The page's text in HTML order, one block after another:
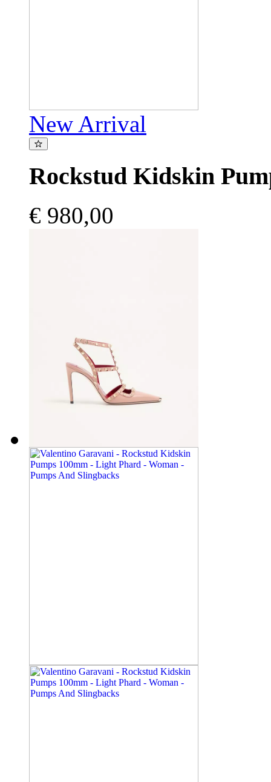
New Arrival
Rockstud Kidskin
€ 980,00